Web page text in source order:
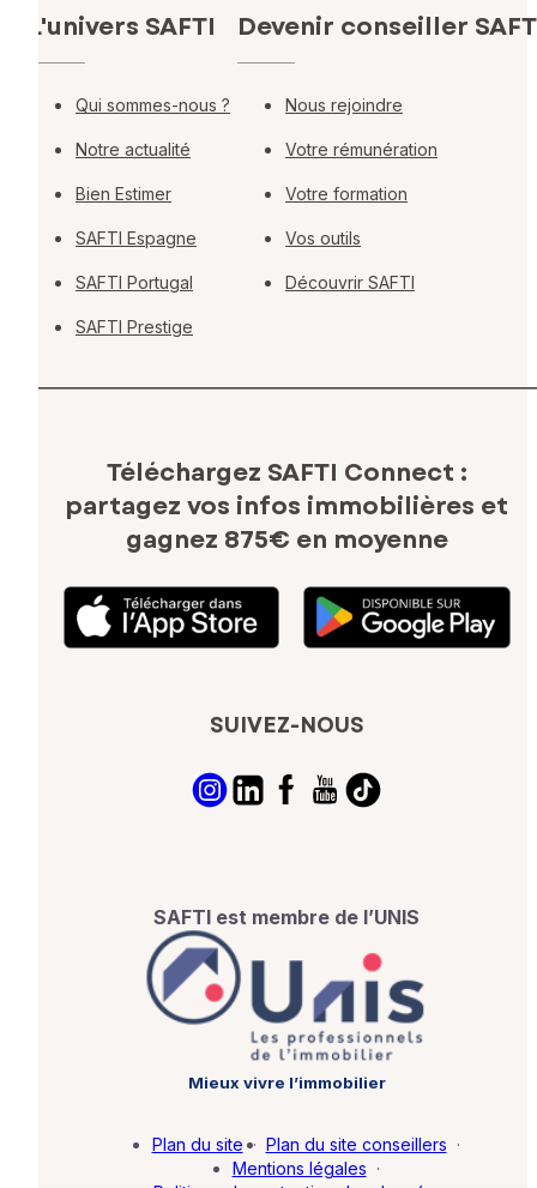
L'univers SAFTI
Qui sommes-nous ?
Notre actualité
Bien Estimer
SAFTI Espagne
SAFTI Portugal
SAFTI Prestige
Devenir conseiller
Nous rejoindre
Votre rémunération
Votre formation
Vos outils
Découvrir SAFTI
Téléchargez SAFTI Connect :
partagez vos infos immobilières et
gagnez 875€ en moyenne
SUIVEZ-NOUS
SAFTI est membre de l’UNIS
Mieux vivre l’immobilier
Plan du site · Plan du site conseillers ·
Mentions légales ·